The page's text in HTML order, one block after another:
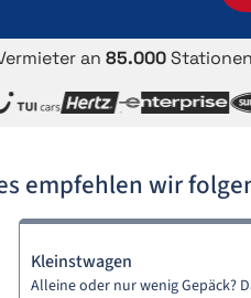
an 85.000Stationen
empfehlen wir
Kleinstwagen
Alleine oder nur wenig Gepäck?